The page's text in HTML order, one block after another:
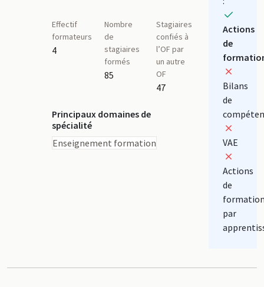
Effectif
formateurs
4
Nombre
de
stagiaires
formés
85
Stagiaires
confiés à
l’OF par
un autre
OF
47
Principaux domaines de
spécialité
Enseignement formation
Actions
de
Bilans
de
VAE
Actions
de
par